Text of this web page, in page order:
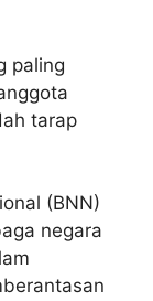
paling
tarap
(BNN)
negara